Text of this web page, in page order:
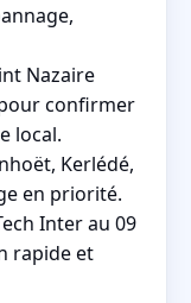
Nazaire
confirmer
local.
Kerlédé,
en priorité.
Inter au 09
rapide et